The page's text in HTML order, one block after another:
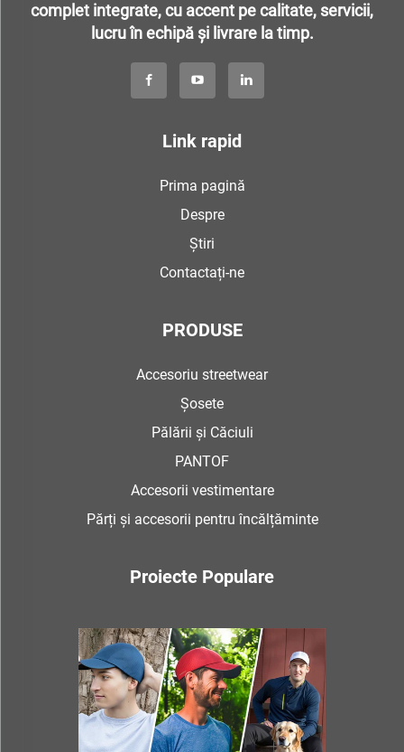
complet integrate, cu accent pe calitate, servicii,
lucru în echipă și livrare la timp.
Link rapid
Prima pagină
Despre
Știri
Contactați-ne
PRODUSE
Accesoriu streetwear
Șosete
Pălării și Căciuli
PANTOF
Accesorii vestimentare
Părți și accesorii pentru încălțăminte
Proiecte Populare